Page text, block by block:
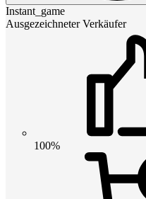
Instant_game
Ausgezeichneter Verkäufer
100%